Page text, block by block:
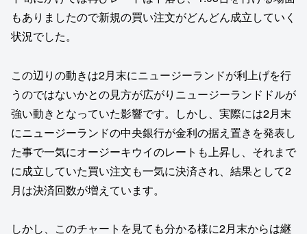
もありましたので新規の買い注文がどんどん成立していく
状況でした。
この辺りの動きは2月末にニュージーランドが利上げを行
うのではないかとの見方が広がりニュージーランドドルが
強い動きとなっていた影響です。しかし、実際には2月末
にニュージーランドの中央銀行が金利の据え置きを発表し
た事で一気にオージーキウイのレートも上昇し、それまで
に成立していた買い注文も一気に決済され、結果として2
月は決済回数が増えています。
しかし、このチャートを見ても分かる様に2月末からは継